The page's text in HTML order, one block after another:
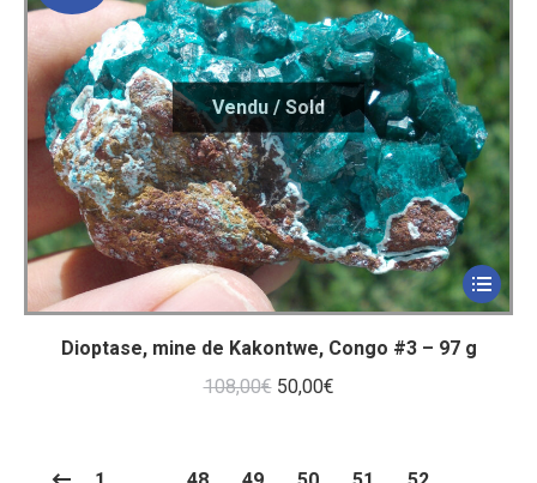
84,00€.40,00€.
Dioptase, mine de Kakontwe, Congo #3 – 97 g
108,00€ Le
50,00€Le